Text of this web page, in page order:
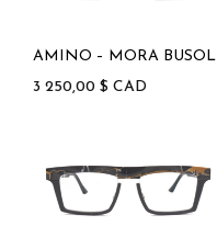
AMINO – MORA BUSOLI
3 250,00 $ CAD